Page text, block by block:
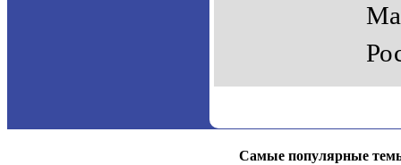
Самые популярные